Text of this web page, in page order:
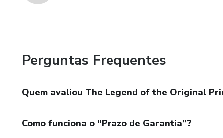
Perguntas Frequentes
Quem avaliou The Legend of the Original
Como funciona o “Prazo de Garantia”?